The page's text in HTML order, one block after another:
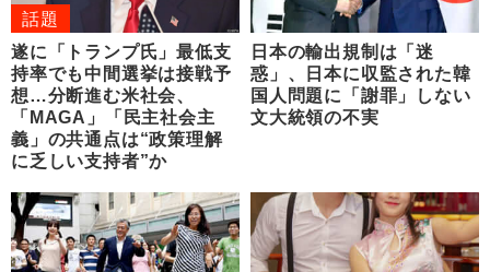
話題
遂に「トランプ氏」最低支
持率でも中間選挙は接戦予
想…分断進む米社会、
「MAGA」「民主社会主
義」の共通点は“政策理解
に乏しい支持者”か
日本の輸出規制は「迷
惑」、日本に収監された韓
国人問題に「謝罪」しない
文大統領の不実